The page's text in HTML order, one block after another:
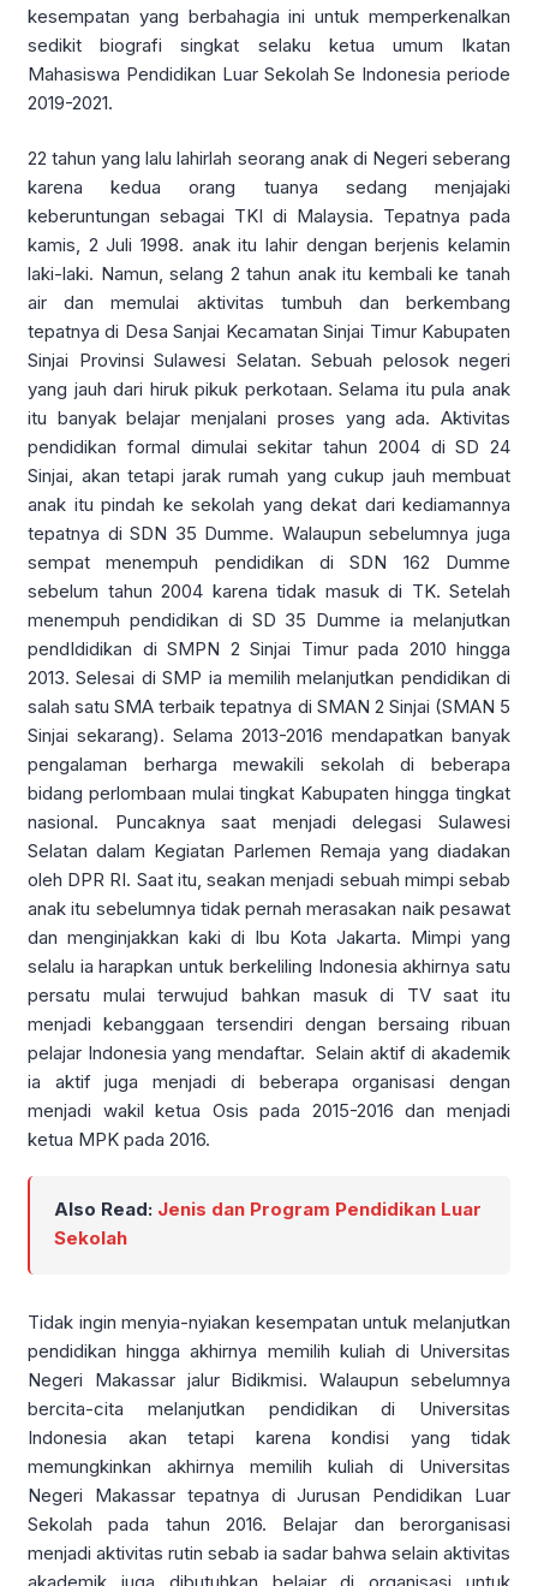
kesempatan yang berbahagia ini untuk memperkenalkan
sedikit biografi singkat selaku ketua umum Ikatan
Mahasiswa Pendidikan Luar Sekolah Se Indonesia periode
2019-2021.
22 tahun yang lalu lahirlah seorang anak di Negeri seberang
karena kedua orang tuanya sedang menjajaki
keberuntungan sebagai TKI di Malaysia. Tepatnya pada
kamis, 2 Juli 1998. anak itu lahir dengan berjenis kelamin
laki-laki. Namun, selang 2 tahun anak itu kembali ke tanah
air dan memulai aktivitas tumbuh dan berkembang
tepatnya di Desa Sanjai Kecamatan Sinjai Timur Kabupaten
Sinjai Provinsi Sulawesi Selatan. Sebuah pelosok negeri
yang jauh dari hiruk pikuk perkotaan. Selama itu pula anak
itu banyak belajar menjalani proses yang ada. Aktivitas
pendidikan formal dimulai sekitar tahun 2004 di SD 24
Sinjai, akan tetapi jarak rumah yang cukup jauh membuat
anak itu pindah ke sekolah yang dekat dari kediamannya
tepatnya di SDN 35 Dumme. Walaupun sebelumnya juga
sempat menempuh pendidikan di SDN 162 Dumme
sebelum tahun 2004 karena tidak masuk di TK. Setelah
menempuh pendidikan di SD 35 Dumme ia melanjutkan
pendIdidikan di SMPN 2 Sinjai Timur pada 2010 hingga
2013. Selesai di SMP ia memilih melanjutkan pendidikan di
salah satu SMA terbaik tepatnya di SMAN 2 Sinjai (SMAN 5
Sinjai sekarang). Selama 2013-2016 mendapatkan banyak
pengalaman berharga mewakili sekolah di beberapa
bidang perlombaan mulai tingkat Kabupaten hingga tingkat
nasional. Puncaknya saat menjadi delegasi Sulawesi
Selatan dalam Kegiatan Parlemen Remaja yang diadakan
oleh DPR RI. Saat itu, seakan menjadi sebuah mimpi sebab
anak itu sebelumnya tidak pernah merasakan naik pesawat
dan menginjakkan kaki di Ibu Kota Jakarta. Mimpi yang
selalu ia harapkan untuk berkeliling Indonesia akhirnya satu
persatu mulai terwujud bahkan masuk di TV saat itu
menjadi kebanggaan tersendiri dengan bersaing ribuan
pelajar Indonesia yang mendaftar. Selain aktif di akademik
ia aktif juga menjadi di beberapa organisasi dengan
menjadi wakil ketua Osis pada 2015-2016 dan menjadi
ketua MPK pada 2016.
Also Read: Jenis dan Program Pendidikan Luar
Sekolah
Tidak ingin menyia-nyiakan kesempatan untuk melanjutkan
pendidikan hingga akhirnya memilih kuliah di Universitas
Negeri Makassar jalur Bidikmisi. Walaupun sebelumnya
bercita-cita melanjutkan pendidikan di Universitas
Indonesia akan tetapi karena kondisi yang tidak
memungkinkan akhirnya memilih kuliah di Universitas
Negeri Makassar tepatnya di Jurusan Pendidikan Luar
Sekolah pada tahun 2016. Belajar dan berorganisasi
menjadi aktivitas rutin sebab ia sadar bahwa selain aktivitas